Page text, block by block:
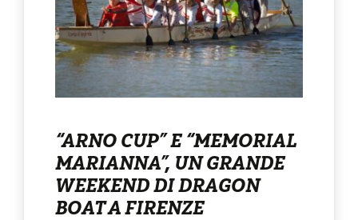
“ARNO CUP” E “MEMORIAL
MARIANNA”, UN GRANDE
WEEKEND DI DRAGON
BOAT A FIRENZE